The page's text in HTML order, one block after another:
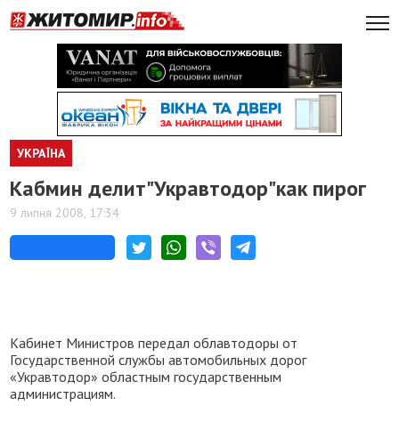
УКРАЇНА
Кабмин делит"Укравтодор"как пирог
9 липня 2008, 17:34
Кабинет Министров передал облавтодоры от
Государственной службы автомобильных дорог
«Укравтодор» областным государственным
администрациям.